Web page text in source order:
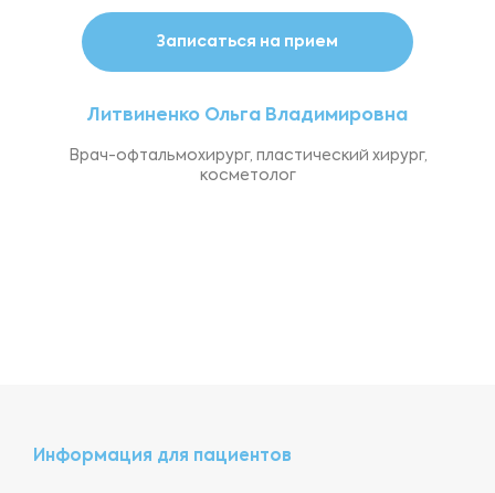
Записаться на прием
Литвиненко Ольга Владимировна
Врач-офтальмохирург, пластический хирург,
косметолог
Информация для пациентов